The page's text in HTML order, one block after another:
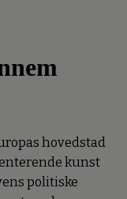
hovedstad
kunst
politiske